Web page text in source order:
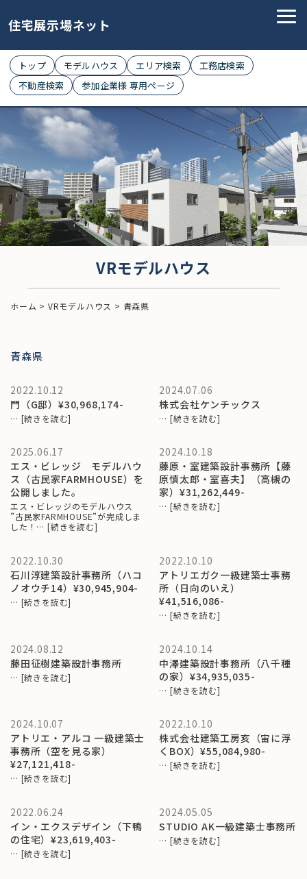
住宅展示場ネット
トップ モデルハウス エリア検索
工務店検索
不動産検索
参加企業様 専用ページ
VRモデルハウス
ホーム > VRモデルハウス > 青森県
青森県
2022.10.12
門（G邸）¥30,968,174-
… [続きを読む]
2024.07.06
株式会社ケンチックス
… [続きを読む]
2025.06.17
エス・ビレッジ モデルハウ
ス（古民家FARMHOUSE）を
公開しました。
エス・ビレッジのモデルハウス
”古民家FARMHOUSE”が完成しま
した！… [続きを読む]
2024.10.18
藤原・室建築設計事務所【藤
原慎太郎・室喜夫】（高槻の
家）¥31,262,449-
… [続きを読む]
2022.10.30
石川淳建築設計事務所（ハコ
ノオウチ14）¥30,945,904-
… [続きを読む]
2022.10.10
アトリエガク一級建築士事務
所（日向のいえ）
¥41,516,086-
… [続きを読む]
2024.08.12
藤田征樹建築設計事務所
… [続きを読む]
2024.10.14
中澤建築設計事務所（八千種
の家）¥34,935,035-
… [続きを読む]
2024.10.07
アトリエ・アルコ 一級建築士
事務所（空を見る家）
¥27,121,418-
… [続きを読む]
2022.10.10
株式会社建築工房亥（宙に浮
くBOX）¥55,084,980-
… [続きを読む]
2022.06.24
イン・エクスデザイン（下鴨
の住宅）¥23,619,403-
… [続きを読む]
2024.05.05
STUDIO AK一級建築士事務所
… [続きを読む]